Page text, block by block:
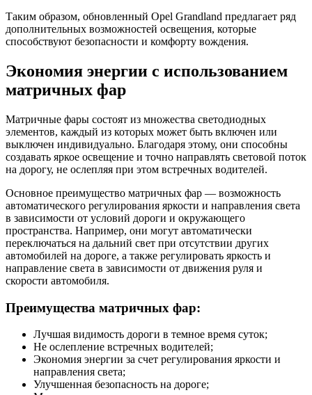
Таким образом, обновленный Opel Grandland предлагает ряд
дополнительных возможностей освещения, которые
способствуют безопасности и комфорту вождения.
Экономия энергии с использованием
матричных фар
Матричные фары состоят из множества светодиодных
элементов, каждый из которых может быть включен или
выключен индивидуально. Благодаря этому, они способны
создавать яркое освещение и точно направлять световой поток
на дорогу, не ослепляя при этом встречных водителей.
Основное преимущество матричных фар — возможность
автоматического регулирования яркости и направления света
в зависимости от условий дороги и окружающего
пространства. Например, они могут автоматически
переключаться на дальний свет при отсутствии других
автомобилей на дороге, а также регулировать яркость и
направление света в зависимости от движения руля и
скорости автомобиля.
Преимущества матричных фар:
Лучшая видимость дороги в темное время суток;
Не ослепление встречных водителей;
Экономия энергии за счет регулирования яркости и
направления света;
Улучшенная безопасность на дороге;